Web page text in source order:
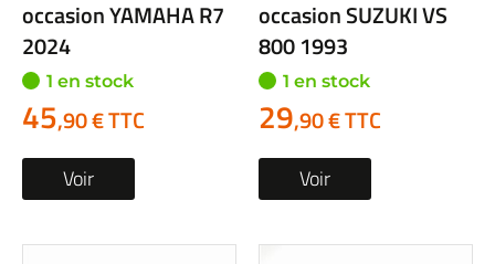
occasion YAMAHA R7
2024
1 en stock
45,90 € TTC
Voir
occasion SUZUKI VS
800 1993
1 en stock
29,90 € TTC
Voir